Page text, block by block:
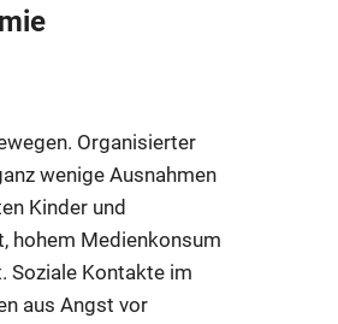
Organisierter
wenige Ausnahmen
Kinder und
hohem Medienkonsum
Soziale Kontakte im
aus Angst vor